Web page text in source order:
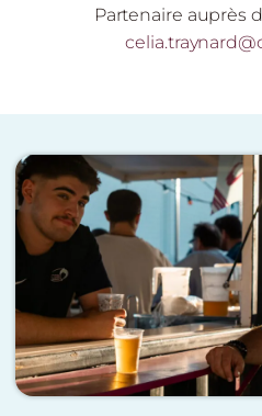
Partenaire auprès